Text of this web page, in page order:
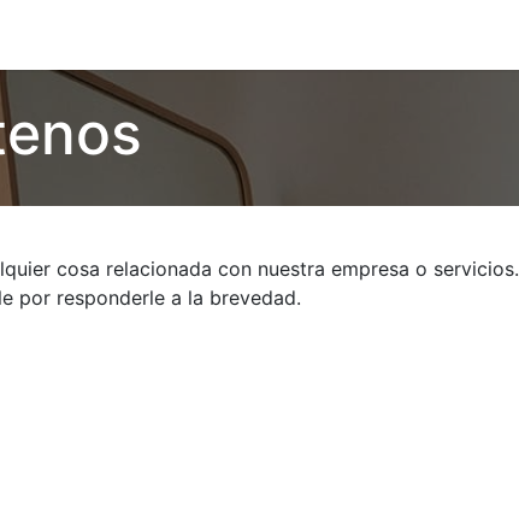
cosa relacionada con nuestra empresa o servicios.
por responderle a la brevedad.